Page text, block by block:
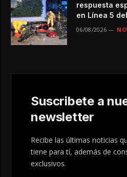
respuesta
en Línea 5
06/08/2026
Suscribete a
newsletter
Recibe las últimas noticias
tiene para tí, además de
exclusivos.